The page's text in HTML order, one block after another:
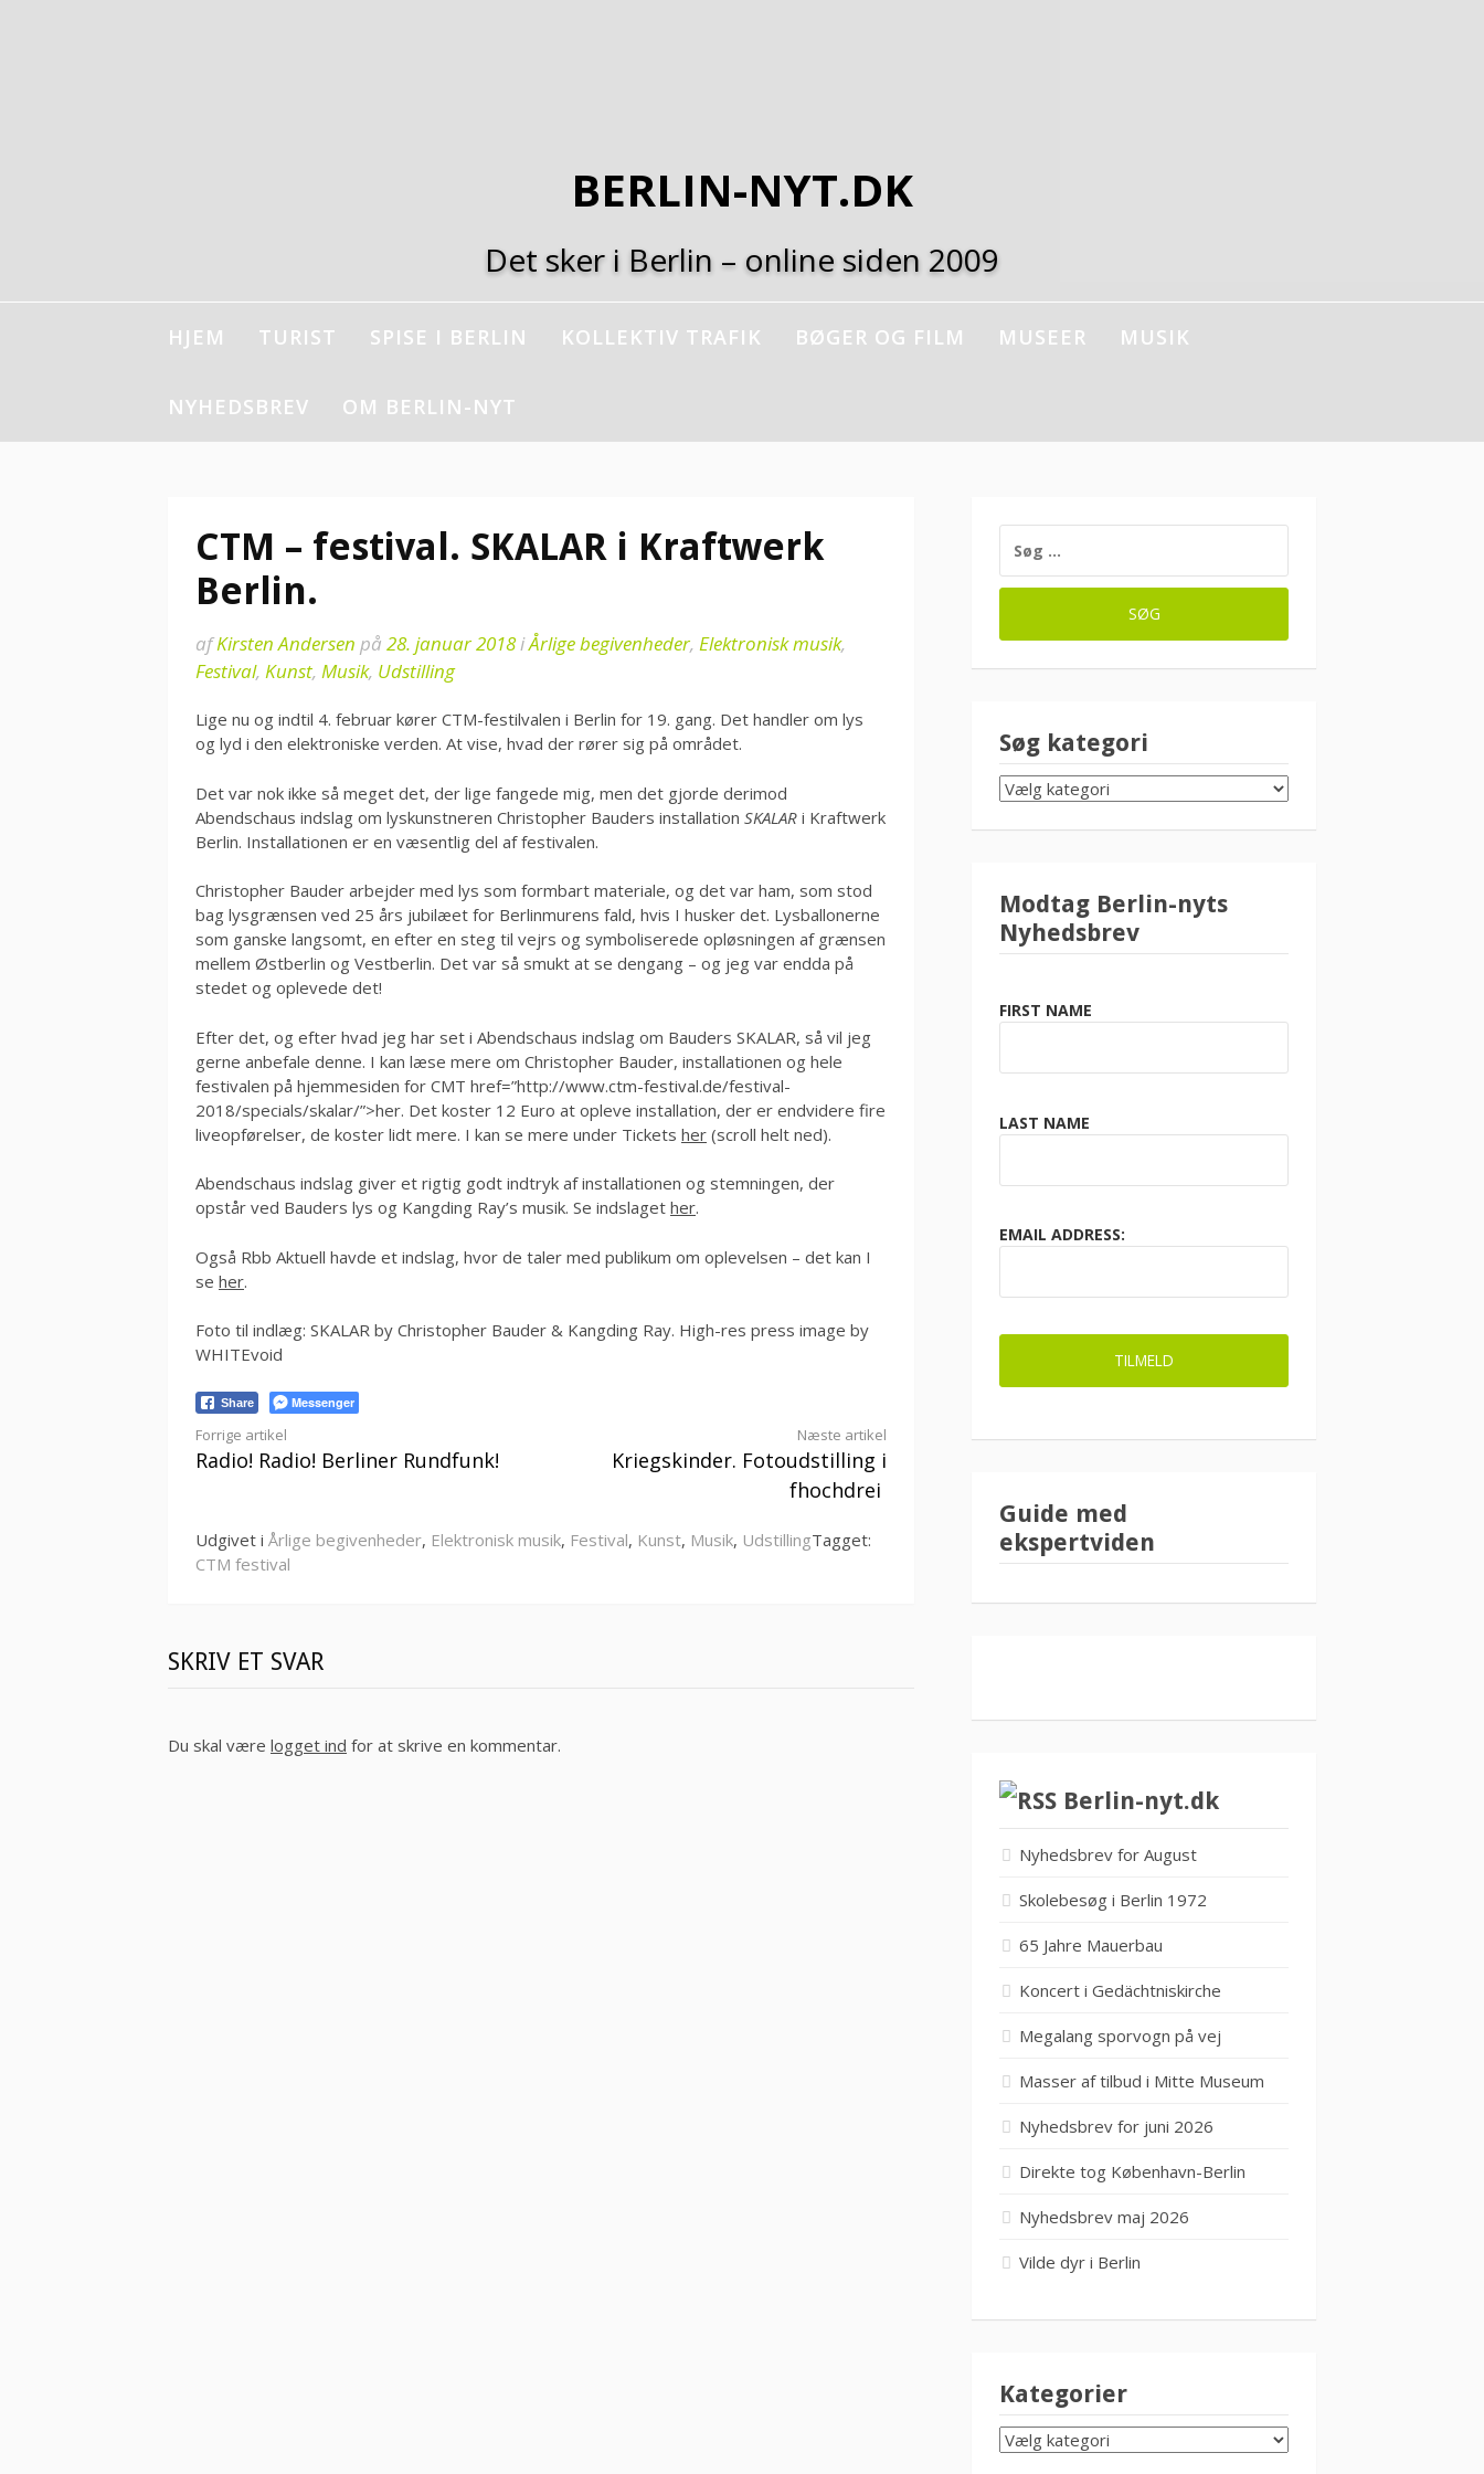
BERLIN-NYT.DK
Det sker i Berlin – online siden 2009
HJEM TURIST SPISE I BERLIN KOLLEKTIV TRAFIK BØGER OG FILM MUSEER MUSIK
NYHEDSBREV OM BERLIN-NYT
CTM – festival. SKALAR i Kraftwerk
Berlin.
afKirsten Andersen på 28. januar 2018iÅrlige begivenheder, Elektronisk musik,
Festival, Kunst, Musik, Udstilling
Lige nu og indtil 4. februar kører CTM-festilvalen i Berlin for 19. gang. Det handler om lys
og lyd i den elektroniske verden. At vise, hvad der rører sig på området.
Det var nok ikke så meget det, der lige fangede mig, men det gjorde derimod
Abendschaus indslag om lyskunstneren Christopher Bauders installation SKALAR i Kraftwerk
Berlin. Installationen er en væsentlig del af festivalen.
Christopher Bauder arbejder med lys som formbart materiale, og det var ham, som stod
bag lysgrænsen ved 25 års jubilæet for Berlinmurens fald, hvis I husker det. Lysballonerne
som ganske langsomt, en efter en steg til vejrs og symboliserede opløsningen af grænsen
mellem Østberlin og Vestberlin. Det var så smukt at se dengang – og jeg var endda på
stedet og oplevede det!
Efter det, og efter hvad jeg har set i Abendschaus indslag om Bauders SKALAR, så vil jeg
gerne anbefale denne. I kan læse mere om Christopher Bauder, installationen og hele
festivalen på hjemmesiden for CMT href=”http://www.ctm-festival.de/festival-
2018/specials/skalar/”>her. Det koster 12 Euro at opleve installation, der er endvidere fire
liveopførelser, de koster lidt mere. I kan se mere under Tickets her (scroll helt ned).
Abendschaus indslag giver et rigtig godt indtryk af installationen og stemningen, der
opstår ved Bauders lys og Kangding Ray’s musik. Se indslaget her.
Også Rbb Aktuell havde et indslag, hvor de taler med publikum om oplevelsen – det kan I
se her.
Foto til indlæg: SKALAR by Christopher Bauder & Kangding Ray. High-res press image by
WHITEvoid
Share Messenger
Læs
Forrige artikel
Radio! Radio! Berliner Rundfunk!
Næste artikel
Kriegskinder. Fotoudstilling i
fhochdrei
Udgivet i Årlige begivenheder, Elektronisk musik, Festival, Kunst, Musik, UdstillingTagget:
CTM festival
SKRIV ET SVAR
Du skal være logget ind for at skrive en kommentar.
EFTER:
Søg kategori
SØG
KATEGORI
Modtag Berlin-nyts
Nyhedsbrev
FIRST NAME
LAST NAME
EMAIL ADDRESS:
Guide med
ekspertviden
Berlin-nyt.dk
Nyhedsbrev for August
Skolebesøg i Berlin 1972
65 Jahre Mauerbau
Koncert i Gedächtniskirche
Megalang sporvogn på vej
Masser af tilbud i Mitte Museum
Nyhedsbrev for juni 2026
Direkte tog København-Berlin
Nyhedsbrev maj 2026
Vilde dyr i Berlin
Kategorier
KATEGORIER